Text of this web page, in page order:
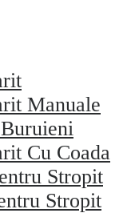
Manuale
Cu Coada
Stropit
Stropit